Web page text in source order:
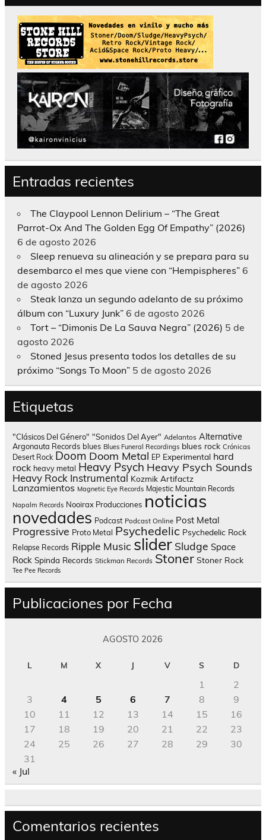
Entradas recientes
The Claypool Lennon Delirium – “The Great
Parrot-Ox And The Golden Egg Of Empathy” (2026)
6 de agosto 2026
Sleep renueva su alineación y se prepara para su
desembarco el mes que viene con “Hempispheres” 6
de agosto 2026
Steak lanza un segundo adelanto de su próximo
álbum con “Luxury Junk” 6 de agosto 2026
Tort – “Dimonis De La Sauva Negra” (2026) 5 de
agosto 2026
Stoned Jesus presenta todos los detalles de su
próximo “Songs To Moon” 5 de agosto 2026
Etiquetas
"Clásicos Del Género" "Sonidos Del Ayer" Adelantos Alternative
Argonauta Records blues Blues Funeral Recordings blues rock Crónicas
Desert Rock Doom Doom Metal EP Experimental hard
rock heavy metal Heavy Psych Heavy Psych Sounds
Heavy Rock Instrumental Kozmik Artifactz
Lanzamientos Magnetic Eye Records Majestic Mountain Records
Napalm Records Nooirax Producciones noticias
novedades Podcast Podcast Online Post Metal
Progressive Proto Metal Psychedelic Psychedelic Rock
Relapse Records Ripple Music slider Sludge Space
Rock Spinda Records Stickman Records Stoner Stoner Rock
Tee Pee Records
Publicaciones por Fecha
AGOSTO 2026
L M X J V S D
1
2
3
4 5 6 7 8
9
10
11 12 13 14 15
16
17
18 19 20 21 22
23
24
25 26 27 28 29
30
31
« Jul
Comentarios recientes